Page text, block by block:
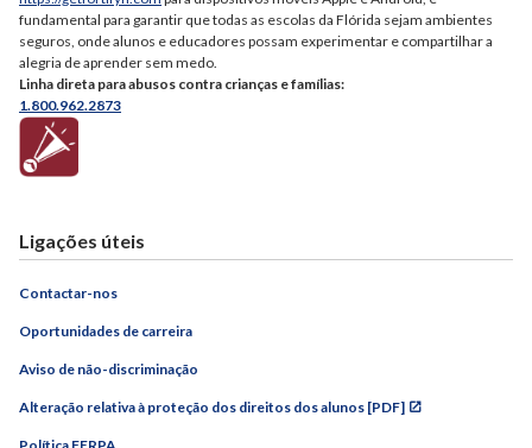
fundamental para garantir que todas as escolas da Flórida sejam ambientes
seguros, onde alunos e educadores possam experimentar e compartilhar a
alegria de aprender sem medo.
Linha direta para abusos contra crianças e famílias:
1.800.962.2873
Ligações úteis
Contactar-nos
Oportunidades de carreira
Aviso de não-discriminação
Alteração relativa à proteção dos direitos dos alunos [PDF]